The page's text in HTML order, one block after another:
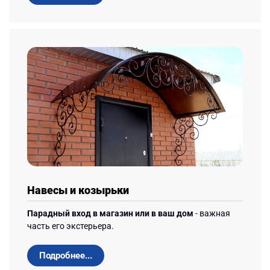
Навесы и козырьки
Парадный вход в магазин или в ваш дом - важная
часть его экстерьера.
Подробнее...